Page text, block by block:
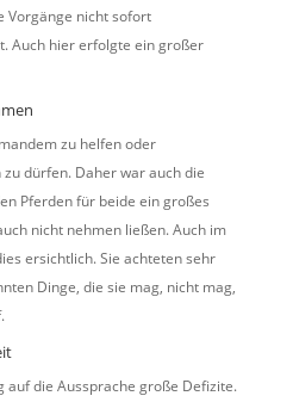
Vorgänge nicht sofort
Auch hier erfolgte ein großer
zu helfen oder
dürfen. Daher war auch die
Pferden für beide ein großes
nicht nehmen ließen. Auch im
ersichtlich. Sie achteten sehr
Dinge, die sie mag, nicht mag,
auf die Aussprache große Defizite.